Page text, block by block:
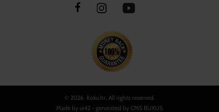
© 2026 Koku.hr, All rights reserved.
Made by ui42 - generated by CMS BUXUS